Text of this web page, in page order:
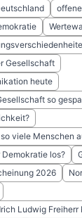
Gesellschaft
heute
so
viele Menschen
Demokratie los?
2026
Ludwig Freiherr